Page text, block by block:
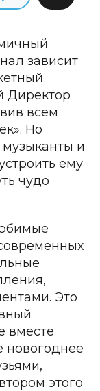
зависит
Директор
всем
Но
музыканты и
ему
чудо
Это
вместе
новогоднее
этого